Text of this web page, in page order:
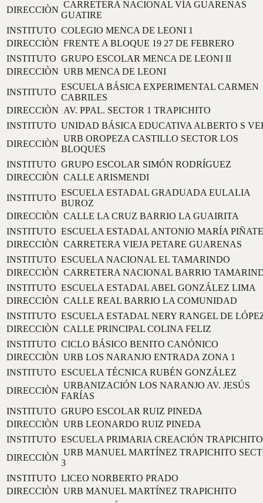
DIRECCIÒN
CARRETERA NACIONAL VÍA GUARENAS
GUATIRE
INSTITUTO COLEGIO MENCA DE LEONI 1
DIRECCIÒN FRENTE A BLOQUE 19 27 DE FEBRERO
INSTITUTO GRUPO ESCOLAR MENCA DE LEONI II
DIRECCIÒN URB MENCA DE LEONI
INSTITUTO
ESCUELA BÁSICA EXPERIMENTAL CARMEN
CABRILES
DIRECCIÒN AV. PPAL. SECTOR 1 TRAPICHITO
INSTITUTO UNIDAD BÁSICA EDUCATIVA ALBERTO S
DIRECCIÒN
URB OROPEZA CASTILLO SECTOR LOS
BLOQUES
INSTITUTO GRUPO ESCOLAR SIMÓN RODRÍGUEZ
DIRECCIÒN CALLE ARISMENDI
INSTITUTO
ESCUELA ESTADAL GRADUADA EULALIA
BUROZ
DIRECCIÒN CALLE LA CRUZ BARRIO LA GUAIRITA
INSTITUTO ESCUELA ESTADAL ANTONIO MARÍA PIÑATE
DIRECCIÒN CARRETERA VIEJA PETARE GUARENAS
INSTITUTO ESCUELA NACIONAL EL TAMARINDO
DIRECCIÒN CARRETERA NACIONAL BARRIO
INSTITUTO ESCUELA ESTADAL ABEL GONZÁLEZ LIMA
DIRECCIÒN CALLE REAL BARRIO LA COMUNIDAD
INSTITUTO ESCUELA ESTADAL NERY RANGEL DE
DIRECCIÒN CALLE PRINCIPAL COLINA FELIZ
INSTITUTO CICLO BÁSICO BENITO CANÓNICO
DIRECCIÒN URB LOS NARANJO ENTRADA ZONA 1
INSTITUTO ESCUELA TÉCNICA RUBÉN GONZÁLEZ
DIRECCIÒN
URBANIZACIÓN LOS NARANJO AV. JESÚS
FARÍAS
INSTITUTO GRUPO ESCOLAR RUIZ PINEDA
DIRECCIÒN URB LEONARDO RUIZ PINEDA
INSTITUTO ESCUELA PRIMARIA CREACIÓN TRAPICHITO
DIRECCIÒN
URB MANUEL MARTÍNEZ TRAPICHITO
3
INSTITUTO LICEO NORBERTO PRADO
DIRECCIÒN URB MANUEL MARTÍNEZ TRAPICHITO